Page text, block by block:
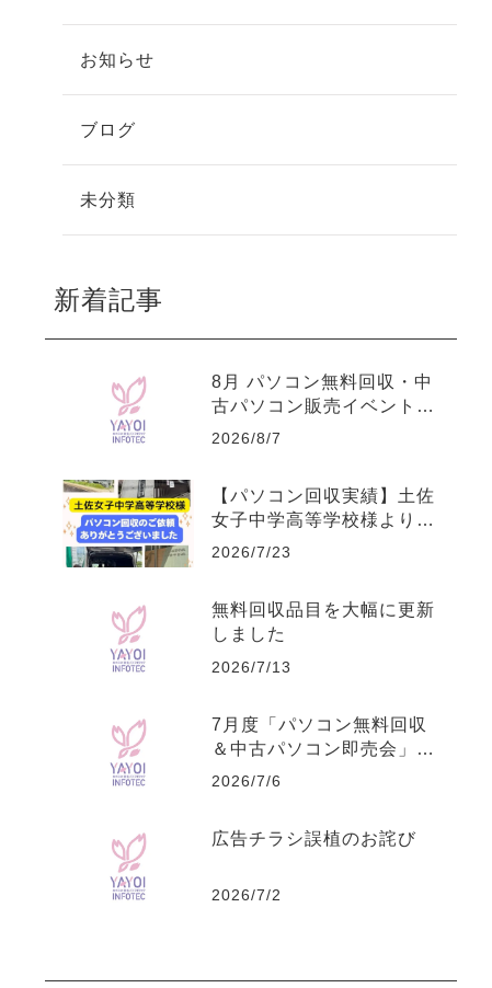
お知らせ
ブログ
未分類
新着記事
8月 パソコン無料回収・中
古パソコン販売イベント開
催のお知らせ
2026/8/7
【パソコン回収実績】土佐
女子中学高等学校様よりパ
ソコンを回収しました
2026/7/23
無料回収品目を大幅に更新
しました
2026/7/13
7月度「パソコン無料回収
＆中古パソコン即売会」開
催のお知らせ（安芸・春野
2026/7/6
広告チラシ誤植のお詫び
2026/7/2